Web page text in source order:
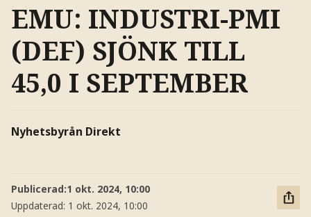
EMU: INDUSTRI-PMI
(DEF) SJÖNK TILL
45,0 I SEPTEMBER
Nyhetsbyrån Direkt
Publicerad:1 okt. 2024, 10:00
Uppdaterad: 1 okt. 2024, 10:00